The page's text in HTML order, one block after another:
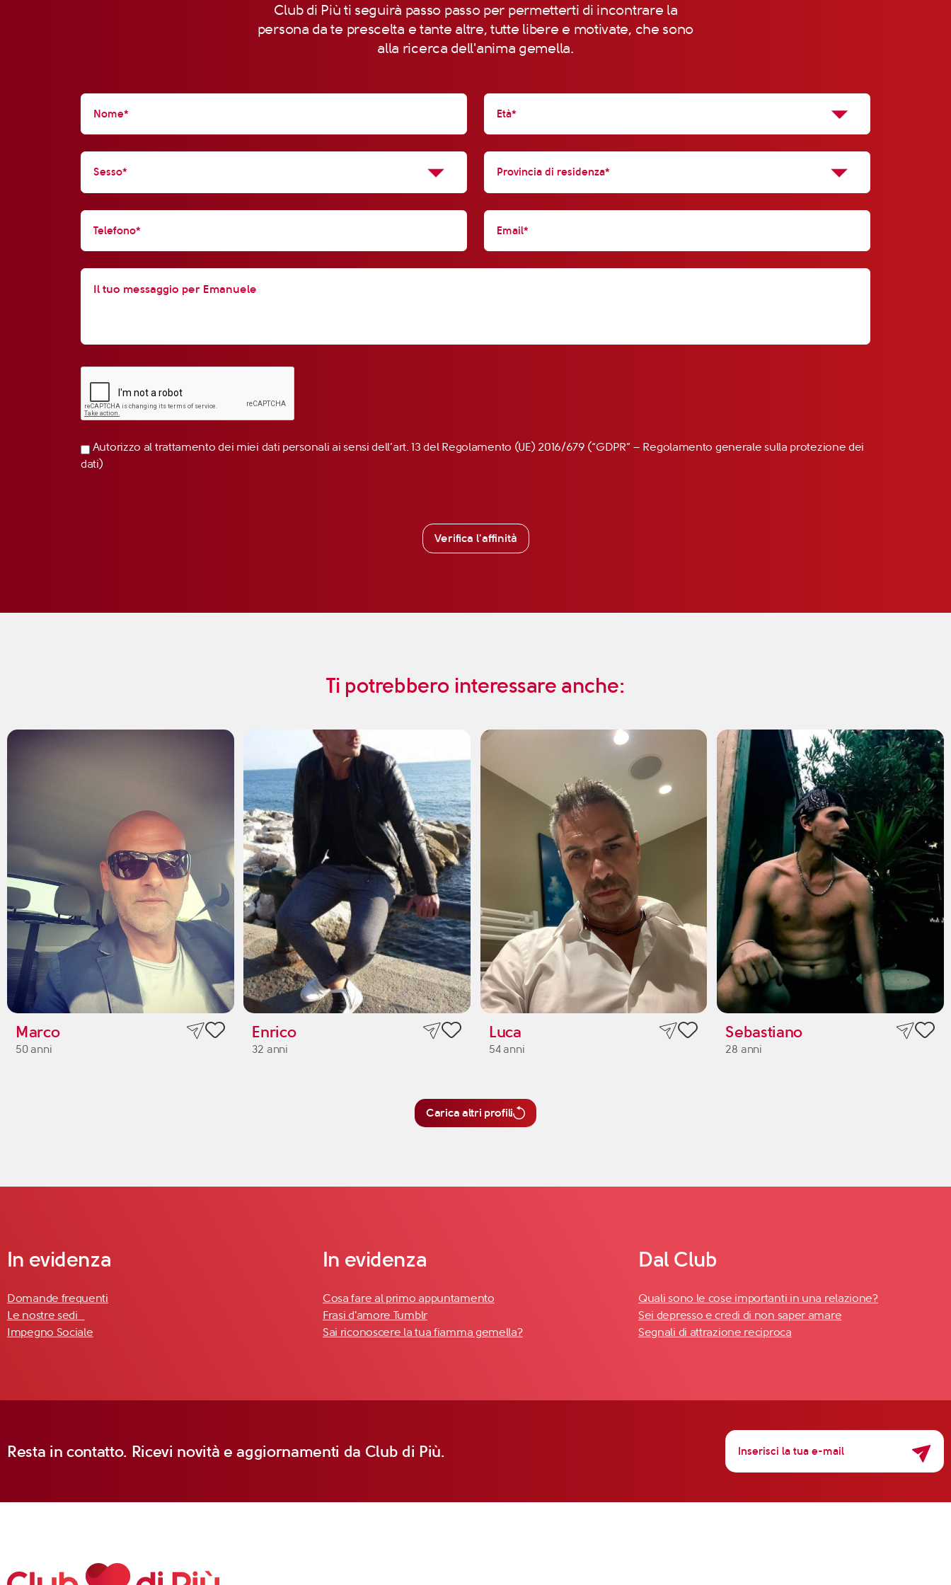
Club di Più ti seguirà passo passo per permetterti di incontrare la
persona da te prescelta e tante altre, tutte libere e motivate, che sono
alla ricerca dell'anima gemella.
Autorizzo al trattamento dei miei dati personali ai sensi dell’art. 13 del Regolamento (UE) 2016/679 (“GDPR” – Regolamento generale sulla protezione dei
dati)
Verifica l'affinità
Ti potrebbero interessare anche:
Marco
50 anni
Enrico
32 anni
Luca
54 anni
Sebastiano
28 anni
Carica altri profili
In evidenza
Domande frequenti
Le nostre sedi
Impegno Sociale
In evidenza
Cosa fare al primo appuntamento
Frasi d'amore Tumblr
Sai riconoscere la tua fiamma gemella?
Dal Club
Quali sono le cose importanti in una relazione?
Sei depresso e credi di non saper amare
Segnali di attrazione reciproca
Resta in contatto. Ricevi novità e aggiornamenti da Club di Più.